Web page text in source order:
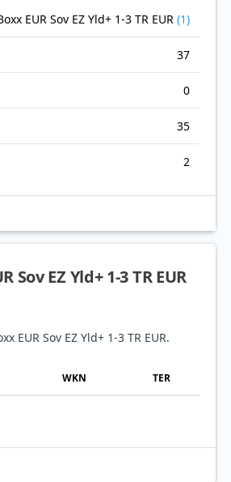
EUR Sov EZ Yld+ 1-3 TR EUR (1)
37
0
35
2
EZ Yld+ 1-3 TR EUR
Sov EZ Yld+ 1-3 TR EUR.
WKN TER